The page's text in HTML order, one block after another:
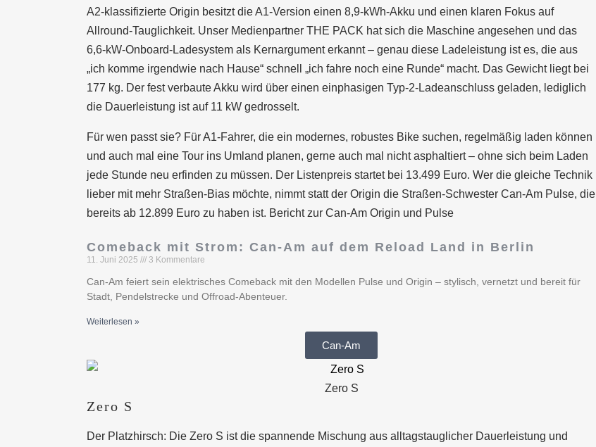
A2-klassifizierte Origin besitzt die A1-Version einen 8,9-kWh-Akku und einen klaren Fokus auf
Allround-Tauglichkeit. Unser Medienpartner THE PACK hat sich die Maschine angesehen und das
6,6-kW-Onboard-Ladesystem als Kernargument erkannt – genau diese Ladeleistung ist es, die aus
„ich komme irgendwie nach Hause“ schnell „ich fahre noch eine Runde“ macht. Das Gewicht liegt bei
177 kg. Der fest verbaute Akku wird über einen einphasigen Typ-2-Ladeanschluss geladen, lediglich
die Dauerleistung ist auf 11 kW gedrosselt.
Für wen passt sie? Für A1-Fahrer, die ein modernes, robustes Bike suchen, regelmäßig laden können
und auch mal eine Tour ins Umland planen, gerne auch mal nicht asphaltiert – ohne sich beim Laden
jede Stunde neu erfinden zu müssen. Der Listenpreis startet bei 13.499 Euro. Wer die gleiche Technik
lieber mit mehr Straßen-Bias möchte, nimmt statt der Origin die Straßen-Schwester Can-Am Pulse, die
bereits ab 12.899 Euro zu haben ist. Bericht zur Can-Am Origin und Pulse
Comeback mit Strom: Can-Am auf dem Reload Land in Berlin
11. Juni 2025 3 Kommentare
Can-Am feiert sein elektrisches Comeback mit den Modellen Pulse und Origin – stylisch, vernetzt und bereit für
Stadt, Pendelstrecke und Offroad-Abenteuer.
Weiterlesen »
Can-Am
Zero S
Zero S
Der Platzhirsch: Die Zero S ist die spannende Mischung aus alltagstauglicher Dauerleistung und